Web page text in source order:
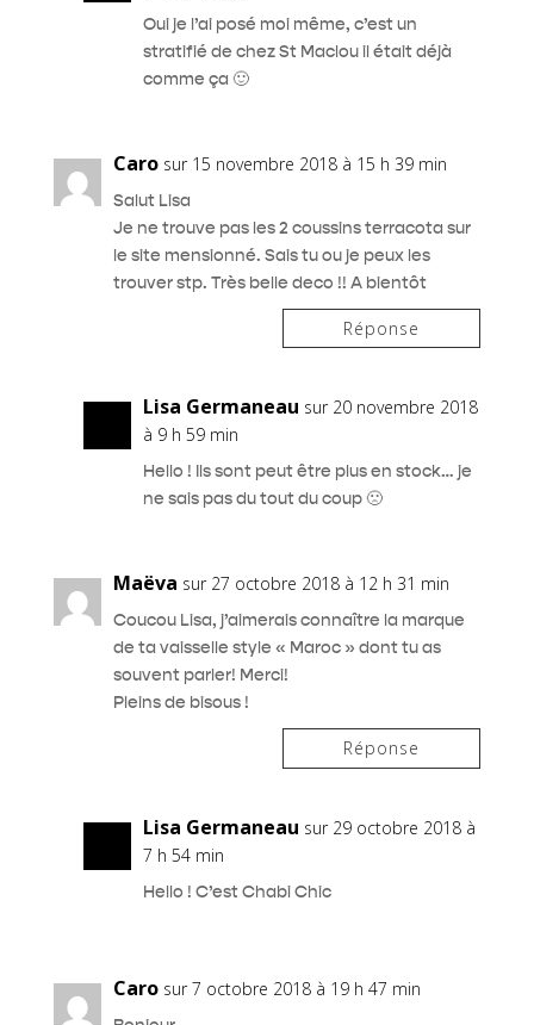
Oui je l’ai posé moi même, c’est un
stratifié de chez St Maclou il était déjà
comme ça 🙂
Caro sur 15 novembre 2018 à 15 h 39 min
Salut Lisa
Je ne trouve pas les 2 coussins terracota sur
le site mensionné. Sais tu ou je peux les
trouver stp. Très belle deco !! A bientôt
Réponse
Lisa Germaneau sur 20 novembre 2018
à 9 h 59 min
Hello ! Ils sont peut être plus en stock… je
ne sais pas du tout du coup 🙁
Maëva sur 27 octobre 2018 à 12 h 31 min
Coucou Lisa, j’aimerais connaître la marque
de ta vaisselle style « Maroc » dont tu as
souvent parler! Merci!
Pleins de bisous !
Réponse
Lisa Germaneau sur 29 octobre 2018 à
7 h 54 min
Hello ! C’est Chabi Chic
Caro sur 7 octobre 2018 à 19 h 47 min